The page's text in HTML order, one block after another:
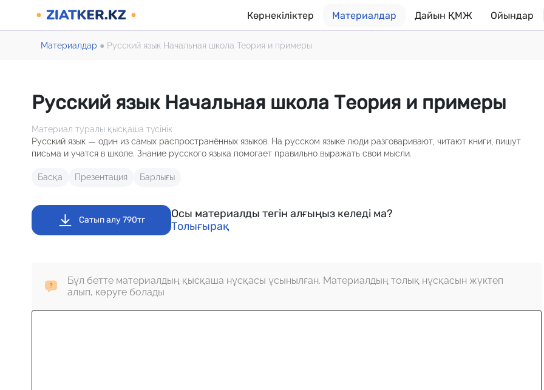
Көрнекіліктер Материалдар Дайын ҚМЖ Ойындар
Материалдар ● Русский язык Начальная школа Теория и примеры
Русский язык Начальная школа Теория и примеры
Материал туралы қысқаша түсінік
Русский язык — один из самых распространённых языков. На русском языке люди разговаривают, читают книги, пишут
письма и учатся в школе. Знание русского языка помогает правильно выражать свои мысли.
Басқа Презентация Барлығы
Сатып алу 790тг
Осы материалды тегін алғыңыз келеді ма?
Толығырақ
Бұл бетте материалдың қысқаша нұсқасы ұсынылған. Материалдың толық нұсқасын жүктеп
алып, көруге болады